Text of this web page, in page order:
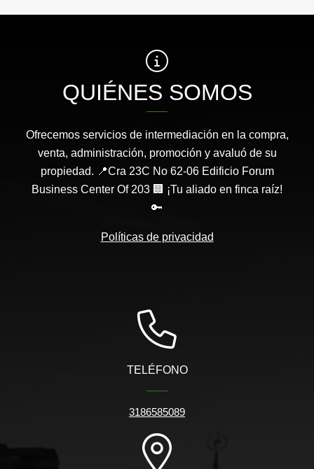
QUIÉNES SOMOS
Ofrecemos servicios de intermediación en la compra,
venta, administración, promoción y avaluó de su
propiedad. 📍Cra 23C No 62-06 Edificio Forum
Business Center Of 203 🏢 ¡Tu aliado en finca raíz!
🔑
Políticas de privacidad
TELÉFONO
3186585089